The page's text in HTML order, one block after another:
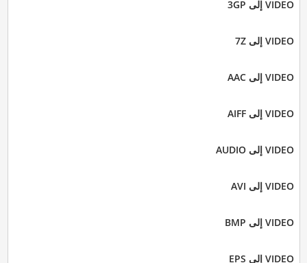
VIDEO إلى 3GP
VIDEO إلى 7Z
VIDEO إلى AAC
VIDEO إلى AIFF
VIDEO إلى AUDIO
VIDEO إلى AVI
VIDEO إلى BMP
VIDEO إلى EPS